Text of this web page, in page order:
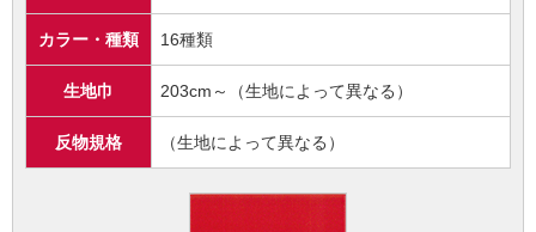
カラー・種類 16種類
生地巾 203cm～（生地によって異なる）
反物規格 （生地によって異なる）